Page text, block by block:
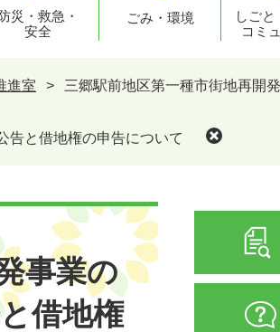
災・救急・
安全
ごみ・環境
しごと
コミ
進室 >
三郷駅前地区第一種市街地再開
告と借地権の申告について
事業の
借地権